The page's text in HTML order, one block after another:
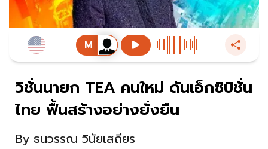
วิชั่นนายก TEA คนใหม่ ดันเอ็กซิบิชั่น
ไทย ฟื้นสร้างอย่างยั่งยืน
By ธนวรรณ วินัยเสถียร